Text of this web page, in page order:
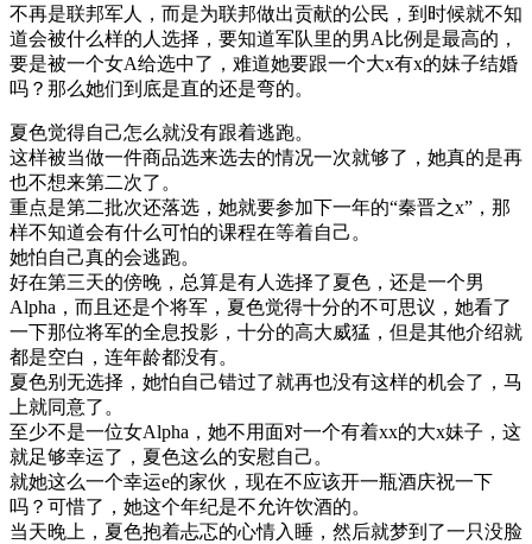
不再是联邦军人，而是为联邦做出贡献的公民，到时候就不知
道会被什么样的人选择，要知道军队里的男A比例是最高的，
要是被一个女A给选中了，难道她要跟一个大x有x的妹子结婚
吗？那么她们到底是直的还是弯的。
夏色觉得自己怎么就没有跟着逃跑。
这样被当做一件商品选来选去的情况一次就够了，她真的是再
也不想来第二次了。
重点是第二批次还落选，她就要参加下一年的“秦晋之x”，那
样不知道会有什么可怕的课程在等着自己。
她怕自己真的会逃跑。
好在第三天的傍晚，总算是有人选择了夏色，还是一个男
Alpha，而且还是个将军，夏色觉得十分的不可思议，她看了
一下那位将军的全息投影，十分的高大威猛，但是其他介绍就
都是空白，连年龄都没有。
夏色别无选择，她怕自己错过了就再也没有这样的机会了，马
上就同意了。
至少不是一位女Alpha，她不用面对一个有着xx的大x妹子，这
就足够幸运了，夏色这么的安慰自己。
就她这么一个幸运e的家伙，现在不应该开一瓶酒庆祝一下
吗？可惜了，她这个年纪是不允许饮酒的。
当天晚上，夏色抱着忐忑的心情入睡，然后就梦到了一只没脸